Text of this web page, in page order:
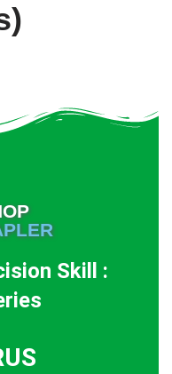
Skill :